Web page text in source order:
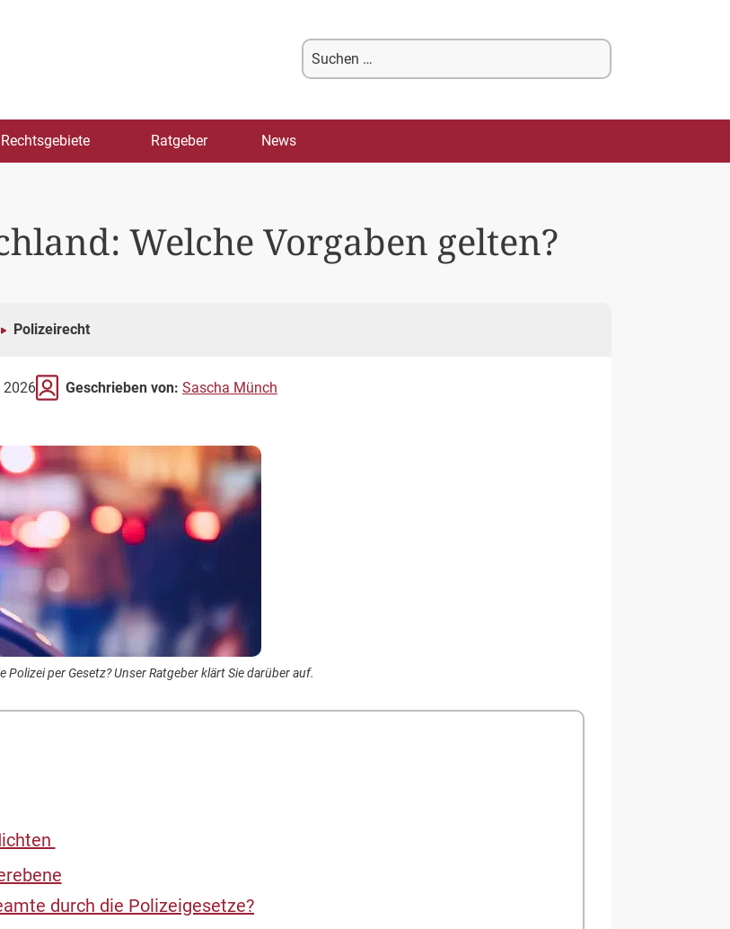
Suchen
nach:
Ratgeber News
Welche Vorgaben gelten?
Polizeirecht
2026 Geschrieben von: Sascha Münch
Polizei per Gesetz? Unser Ratgeber klärt Sie darüber auf.
durch die Polizeigesetze?